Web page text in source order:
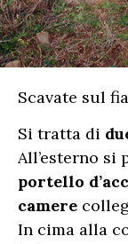
Scavate sul
Si tratta di
All’esterno si
portello
camere
In cima alla